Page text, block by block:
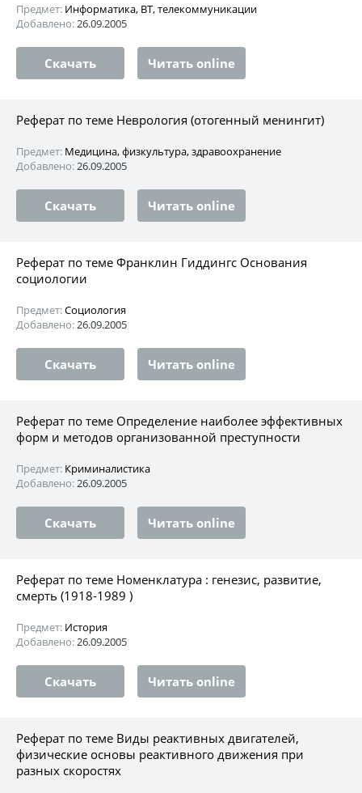
Предмет: Информатика, ВТ, телекоммуникации
Добавлено:26.09.2005
Скачать Читать online
Реферат по теме Неврология (отогенный менингит)
Предмет: Медицина, физкультура, здравоохранение
Добавлено:26.09.2005
Скачать Читать online
Реферат по теме Франклин Гиддингс Основания
социологии
Предмет:Социология
Добавлено:26.09.2005
Скачать Читать online
Реферат по теме Определение наиболее эффективных
форм и методов организованной преступности
Предмет: Криминалистика
Добавлено:26.09.2005
Скачать Читать online
Реферат по теме Номенклатура : генезис, развитие,
смерть (1918-1989 )
Предмет: История
Добавлено:26.09.2005
Скачать Читать online
Реферат по теме Виды реактивных двигателей,
физические основы реактивного движения при
разных скоростях